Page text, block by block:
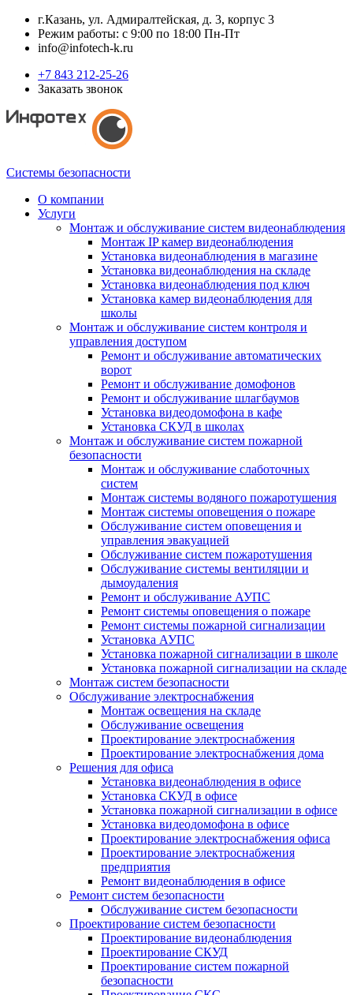
г.Казань, ул. Адмиралтейская, д. 3, корпус 3
Режим работы: с 9:00 по 18:00 Пн-Пт
info@infotech-k.ru
+7 843 212-25-26
Заказать звонок
Системы безопасности
О компании
Услуги
Монтаж и обслуживание систем видеонаблюдения
Монтаж IP камер видеонаблюдения
Установка видеонаблюдения в магазине
Установка видеонаблюдения на складе
Установка видеонаблюдения под ключ
Установка камер видеонаблюдения для
школы
Монтаж и обслуживание систем контроля и
управления доступом
Ремонт и обслуживание автоматических
ворот
Ремонт и обслуживание домофонов
Ремонт и обслуживание шлагбаумов
Установка видеодомофона в кафе
Установка СКУД в школах
Монтаж и обслуживание систем пожарной
безопасности
Монтаж и обслуживание слаботочных
систем
Монтаж системы водяного пожаротушения
Монтаж системы оповещения о пожаре
Обслуживание систем оповещения и
управления эвакуацией
Обслуживание систем пожаротушения
Обслуживание системы вентиляции и
дымоудаления
Ремонт и обслуживание АУПС
Ремонт системы оповещения о пожаре
Ремонт системы пожарной сигнализации
Установка АУПС
Установка пожарной сигнализации в школе
Установка пожарной сигнализации на складе
Монтаж систем безопасности
Обслуживание электроснабжения
Монтаж освещения на складе
Обслуживание освещения
Проектирование электроснабжения
Проектирование электроснабжения дома
Решения для офиса
Установка видеонаблюдения в офисе
Установка СКУД в офисе
Установка пожарной сигнализации в офисе
Установка видеодомофона в офисе
Проектирование электроснабжения офиса
Проектирование электроснабжения
предприятия
Ремонт видеонаблюдения в офисе
Ремонт систем безопасности
Обслуживание систем безопасности
Проектирование систем безопасности
Проектирование видеонаблюдения
Проектирование СКУД
Проектирование систем пожарной
безопасности